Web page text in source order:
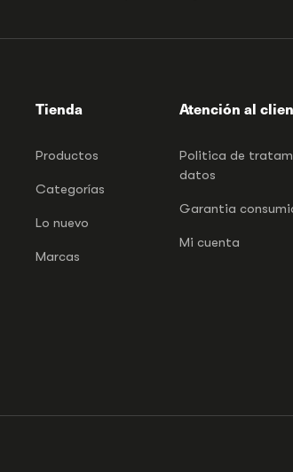
Tienda
Productos
Categorías
Lo nuevo
Marcas
Atención al
Politica de
datos
Garantia
Mi cuenta